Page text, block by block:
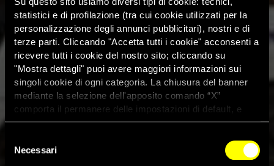
statistici e di profilazione (tra cui cookie utilizzati per la
personalizzazione degli annunci pubblicitari), nostri e di
terze parti. Cliccando "Accetta tutti i cookie" acconsenti a
ricevere tutti i cookie del nostro sito; cliccando su
"Mostra dettagli" puoi avere maggiori informazioni sui
singoli cookie di ogni categoria. La chiusura del banner
mediante la selezione dell'apposito comando “X”
comporta il permanere delle impostazioni di default, e
dunque la continuazione della navigazione con i cookie
dei cookie attivi sul sito clicca
delNecessari